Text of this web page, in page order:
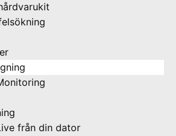
från din dator